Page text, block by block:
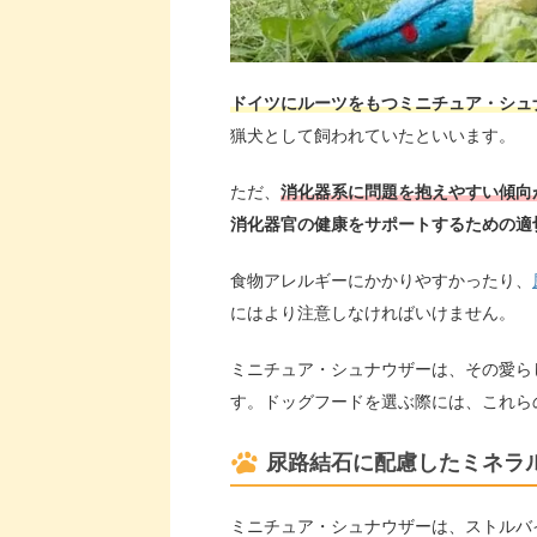
ドイツにルーツをもつミニチュア・シ
猟犬として飼われていたといいます。
ただ、 消化器系に問題を抱えやすい傾
消化器官の健康をサポートするための
食物アレルギーにかかりやすかったり、
にはより注意しなければいけません。​​
ミニチュア・シュナウザーは、その愛
す。ドッグフードを選ぶ際には、これ
尿路結石に配慮したミネラ
ミニチュア・シュナウザーは、ストル